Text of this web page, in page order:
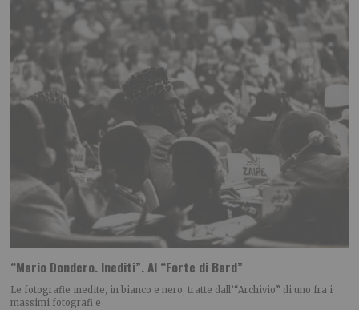
“Mario Dondero. Inediti”. Al “Forte di Bard”
Le fotografie inedite, in bianco e nero, tratte dall’“Archivio” di uno fra i
massimi fotografi e